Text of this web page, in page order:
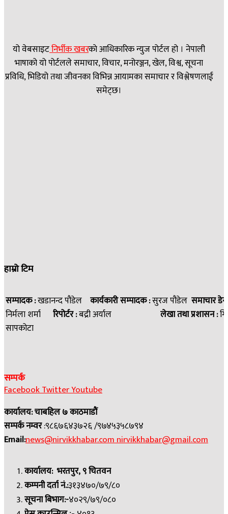
यो वेबसाइटनिर्भीक खबरकाे आधिकारिक न्युज पोर्टल हो । नेपाली
भाषाको यो पोर्टलले समाचार, विचार, मनोरञ्जन, खेल, विश्व, सूचना
प्रविधि, भिडियो तथा जीवनका विभिन्न आयामका समाचार र विश्लेषणलाई
समेट्छ।
हाम्रो टिम
सम्पादक :खडानन्द पौडेल कार्यकारी सम्पादक :सुरज पौडेल समाचार
निर्मला शर्मा रिपोर्टर :बद्री अर्याल लेखा तथा प्रशासन :
सापकोटा
सम्पर्क
FacebookTwitterYoutube
कार्यालय: चाबहिल ७ काठमाडौं
सम्पर्क नम्वर:९८६७६४३७२६ /९७४५३५८७९४
Email:news@nirvikkhabar.comnirvikkhabar@gmail.com
कार्यालय: भरतपुर, ९ चितवन
कम्पनी दर्ता नं.:३१३४७०/७९/८०
सूचना बिभाग:-४०२९/७९/०८०